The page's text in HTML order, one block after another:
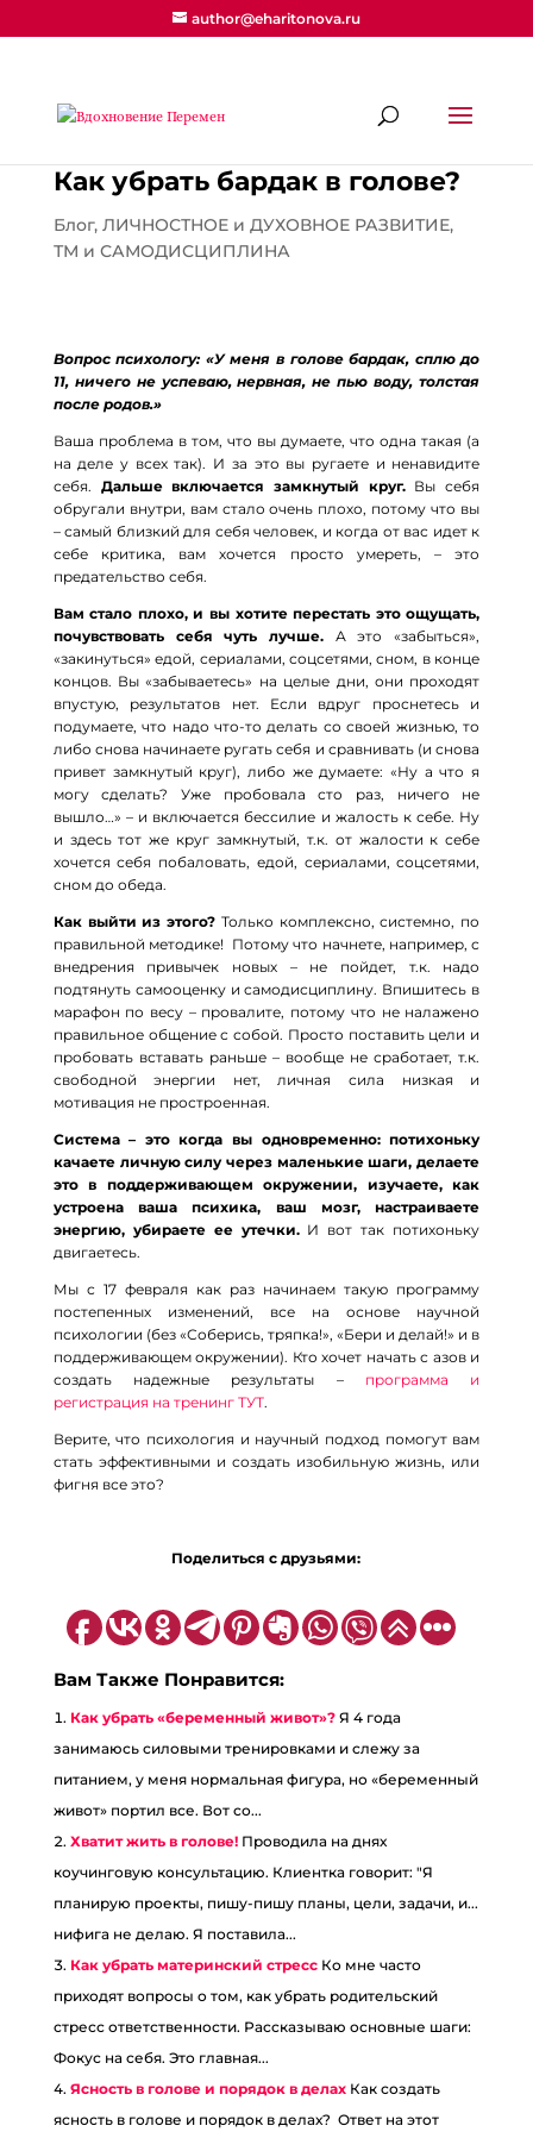
author@eharitonova.ru
Как убрать бардак в голове?
Блог, ЛИЧНОСТНОЕ и ДУХОВНОЕ РАЗВИТИЕ,
ТМ и САМОДИСЦИПЛИНА
Вопрос психологу: «У меня в голове бардак, сплю до
11, ничего не успеваю, нервная, не пью воду, толстая
после родов.»
Ваша проблема в том, что вы думаете, что одна такая (а
на деле у всех так). И за это вы ругаете и ненавидите
себя. Дальше включается замкнутый круг.Вы себя
обругали внутри, вам стало очень плохо, потому что вы
– самый близкий для себя человек, и когда от вас идет к
себе критика, вам хочется просто умереть, – это
предательство себя.
Вам стало плохо, и вы хотите перестать это ощущать,
почувствовать себя чуть лучше. А это «забыться»,
«закинуться» едой, сериалами, соцсетями, сном, в конце
концов. Вы «забываетесь» на целые дни, они проходят
впустую, результатов нет. Если вдруг проснетесь и
подумаете, что надо что-то делать со своей жизнью, то
либо снова начинаете ругать себя и сравнивать (и снова
привет замкнутый круг), либо же думаете: «Ну а что я
могу сделать? Уже пробовала сто раз, ничего не
вышло…» – и включается бессилие и жалость к себе. Ну
и здесь тот же круг замкнутый, т.к. от жалости к себе
хочется себя побаловать, едой, сериалами, соцсетями,
сном до обеда.
Как выйти из этого? Только комплексно, системно, по
правильной методике! Потому что начнете, например, с
внедрения привычек новых – не пойдет, т.к. надо
подтянуть самооценку и самодисциплину. Впишитесь в
марафон по весу – провалите, потому что не налажено
правильное общение с собой. Просто поставить цели и
пробовать вставать раньше – вообще не сработает, т.к.
свободной энергии нет, личная сила низкая и
мотивация не простроенная.
Система – это когда вы одновременно: потихоньку
качаете личную силу через маленькие шаги, делаете
это в поддерживающем окружении, изучаете, как
устроена ваша психика, ваш мозг, настраиваете
энергию, убираете ее утечки.И вот так потихоньку
двигаетесь.
Мы с 17 февраля как раз начинаем такую программу
постепенных изменений, все на основе научной
психологии (без «Соберись, тряпка!», «Бери и делай!» и в
поддерживающем окружении). Кто хочет начать с азов и
создать надежные результаты – программа и
регистрация на тренинг ТУТ.
Верите, что психология и научный подход помогут вам
стать эффективными и создать изобильную жизнь, или
фигня все это?
Поделиться с друзьями:
Вам Также Понравится:
Как убрать «беременный живот»? Я 4 года
занимаюсь силовыми тренировками и слежу за
питанием, у меня нормальная фигура, но «беременный
живот» портил все. Вот со...
Хватит жить в голове! Проводила на днях
коучинговую консультацию. Клиентка говорит: "Я
планирую проекты, пишу-пишу планы, цели, задачи, и...
нифига не делаю. Я поставила...
Как убрать материнский стресс Ко мне часто
приходят вопросы о том, как убрать родительский
стресс ответственности. Рассказываю основные шаги:
Фокус на себя. Это главная...
Ясность в голове и порядок в делах Как создать
ясность в голове и порядок в делах? Ответ на этот